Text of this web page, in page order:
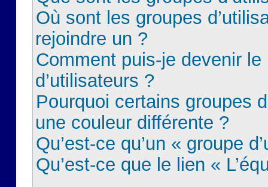
Où sont les groupes
rejoindre un ?
Comment puis-je devenir le
d’utilisateurs ?
Pourquoi certains groupes
une couleur différente ?
Qu’est-ce qu’un « groupe
Qu’est-ce que le lien «